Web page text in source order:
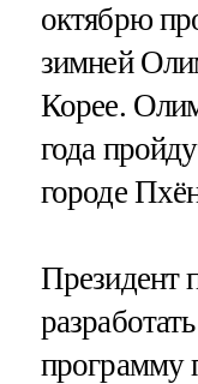
октябрю
зимней
Корее.
года
городе
Президент
программу